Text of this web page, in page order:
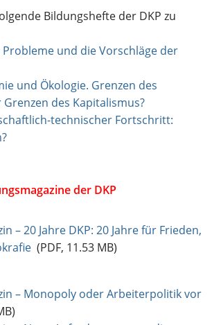
Bildungshefte der DKP zu
und die Vorschläge der
und Ökologie. Grenzen des
des Kapitalismus?
technischer Fortschritt:
der DKP
– 20 Jahre DKP: 20 Jahre für Frieden,
(PDF, 11.53 MB)
– Monopoly oder Arbeiterpolitik vor